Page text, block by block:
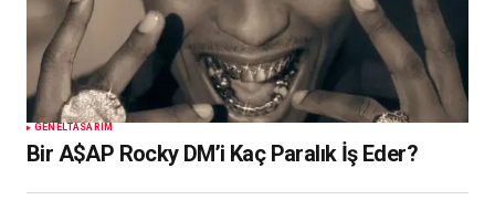
GENELTASARIM
Bir A$AP Rocky DM’i Kaç Paralık İş Eder?